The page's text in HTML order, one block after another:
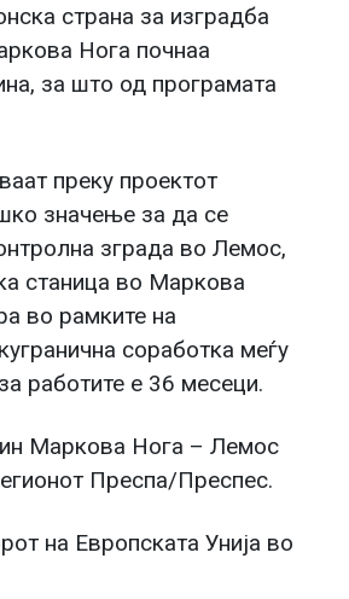
страна за изградба
Нога почнаа
за што од програмата
преку проектот
значење за да се
зграда во Лемос,
станица во Маркова
во рамките на
соработка меѓу
работите е 36 месеци.
Маркова Нога – Лемос
Преспа/Преспес.
на Европската Унија во